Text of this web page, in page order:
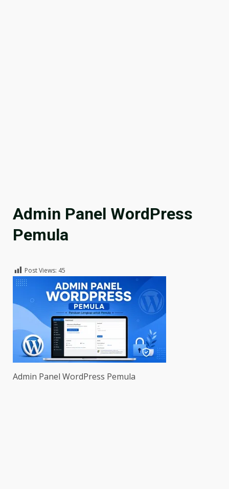
Admin Panel WordPress
Pemula
Post Views: 45
Admin Panel WordPress Pemula